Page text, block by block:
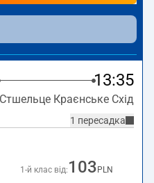
Strzelce Krajeńskie
13:35
Стшельце Краєнське Схід
1 пересадка
1-й клас від: 103 PLN